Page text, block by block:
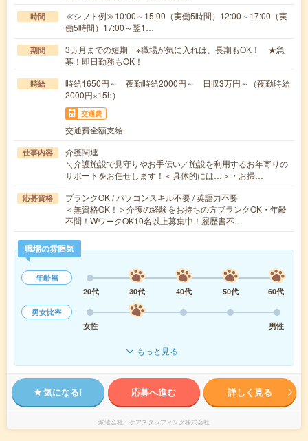
時間
≪シフト例≫10:00～15:00（実働5時間）12:00～17:00（実
働5時間）17:00～翌1…
期間
3ヵ月までの短期 ※職場が気に入れば、長期もOK！ ★急
募！即日勤務もOK！
時給
時給1650円～ 夜勤時給2000円～ 日収3万円～（夜勤時給
2000円×15h）
交通費
交通費全額支給
仕事内容
介護関連
＼介護施設で見守りやお手伝い／施設を利用するお年寄りの
サポートをお任せします！＜具体的には…＞・お掃…
応募資格
ブランクOK / パソコンスキル不要 / 英語力不要
＜無資格OK！＞介護の経験をお持ちの方ブランクOK・年齢
不問！WワークOK10名以上募集中！履歴書不…
職場の雰囲気
年齢層
20代
30代 40代 50代
60代
男女比率
女性
男性
もっと見る
気になる! 応募へ進む 詳しく見る
派遣会社 ケアスタッフィング株式会社